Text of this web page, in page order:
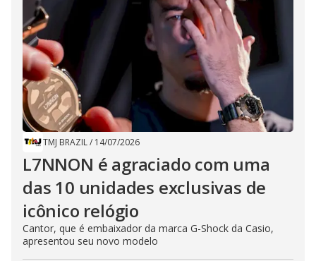
TMJ BRAZIL/ 14/07/2026
L7NNON é agraciado com uma
das 10 unidades exclusivas de
icônico relógio
Cantor, que é embaixador da marca G-Shock da Casio,
apresentou seu novo modelo